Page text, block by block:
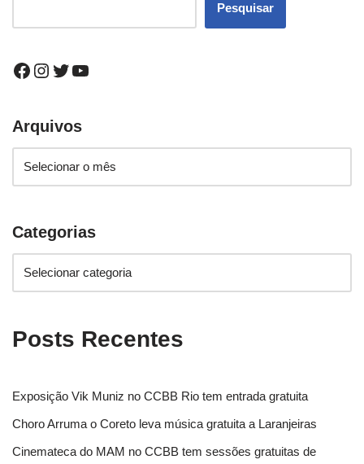
Pesquisar
Arquivos
Categorias
Posts Recentes
Exposição Vik Muniz no CCBB Rio tem entrada gratuita
Choro Arruma o Coreto leva música gratuita a Laranjeiras
Cinemateca do MAM no CCBB tem sessões gratuitas de